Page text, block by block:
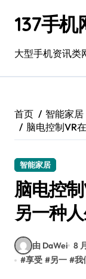
137手机
大型手机资讯类
首页 智能家居
脑电控制VR
智能家居
脑电控
另一种
由 DaWei 8
#享受 #另一 #我